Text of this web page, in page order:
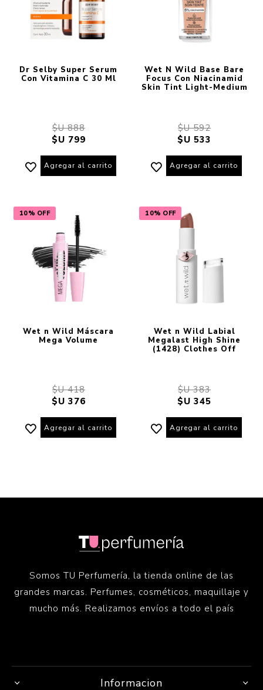
Dr Selby Super Serum
Con Vitamina C 30 Ml
$U 888
$U 799
Agregar al carrito
Wet N Wild Base Bare
Focus Con Niacinamid
Skin Tint Light-Medium
$U 592
$U 533
Agregar al carrito
10% OFF
Wet n Wild Máscara
Mega Volume
$U 418
$U 376
Agregar al carrito
10% OFF
Wet n Wild Labial
Megalast High Shine
(1428) Clothes Off
$U 383
$U 345
Agregar al carrito
Somos TU Perfumería, la tienda online de las
grandes marcas. Perfumes, cosméticos, maquillaje y
mucho más. Realizamos envíos a todo el país
Informacion